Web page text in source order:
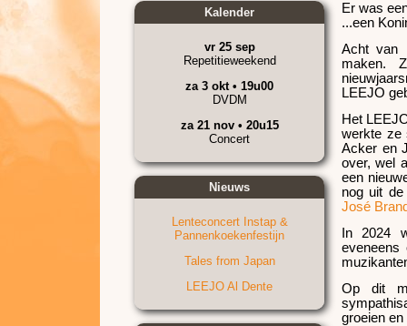
Kalender
vr 25 sep
Repetitieweekend
za 3 okt • 19u00
DVDM
za 21 nov • 20u15
Concert
Nieuws
Lenteconcert Instap &
Pannenkoekenfestijn
Tales from Japan
LEEJO Al Dente
Er was
...een
Acht van
maken.
LEEJO
Het
werkte ze
Acker en
over, wel
een
nog uit
José
In 2024
Op dit
groeien